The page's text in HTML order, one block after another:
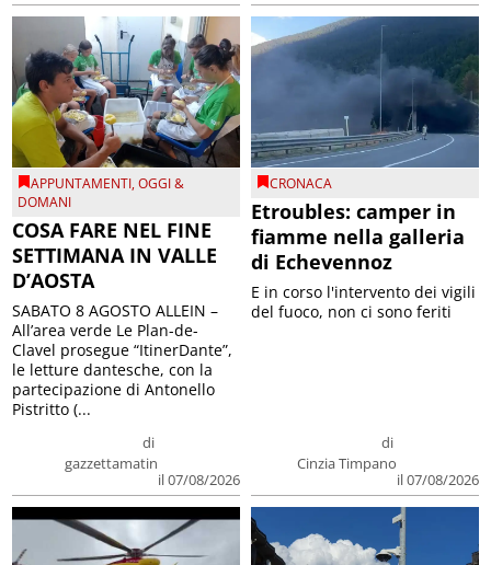
APPUNTAMENTI,OGGI &
DOMANI
COSA FARE NEL FINE
SETTIMANA IN VALLE
D’AOSTA
di
gazzettamatin
il 07/08/2026
SABATO 8 AGOSTO ALLEIN –
All’area verde Le Plan-de-
Clavel prosegue “ItinerDante”,
le letture dantesche, con la
partecipazione di Antonello
Pistritto (...
CRONACA
Etroubles: camper in
fiamme nella galleria
di Echevennoz
di
Cinzia Timpano
il 07/08/2026
E in corso l'intervento dei vigili
del fuoco, non ci sono feriti